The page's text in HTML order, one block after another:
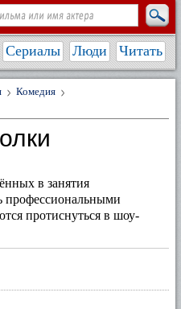
Сериалы Люди Читать
Комедия
в занятия
профессиональными
протиснуться в шоу-